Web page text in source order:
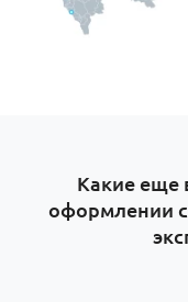
Какие еще
оформлении